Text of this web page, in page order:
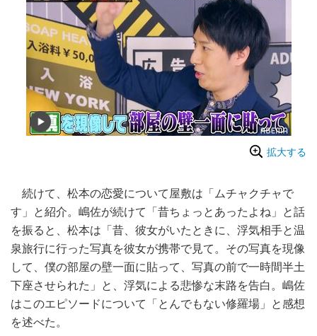
拡大する
続けて、松本の恋愛について屋敷は「ムチャクチャで
す」と紹介。嶋佐が続けて「昔ちょっとあったよね」と話
を振ると、松本は「昔、彼女がいたときに、浮気相手と温
泉旅行に行った写真を彼女が携帯で見て。その写真を現像
して、僕の部屋の壁一面に貼って、写真の前で一時間半土
下座させられた」と、浮気による悲惨な末路を告白。嶋佐
はこのエピソードについて「とんでもない修羅場」と感想
を述べた。